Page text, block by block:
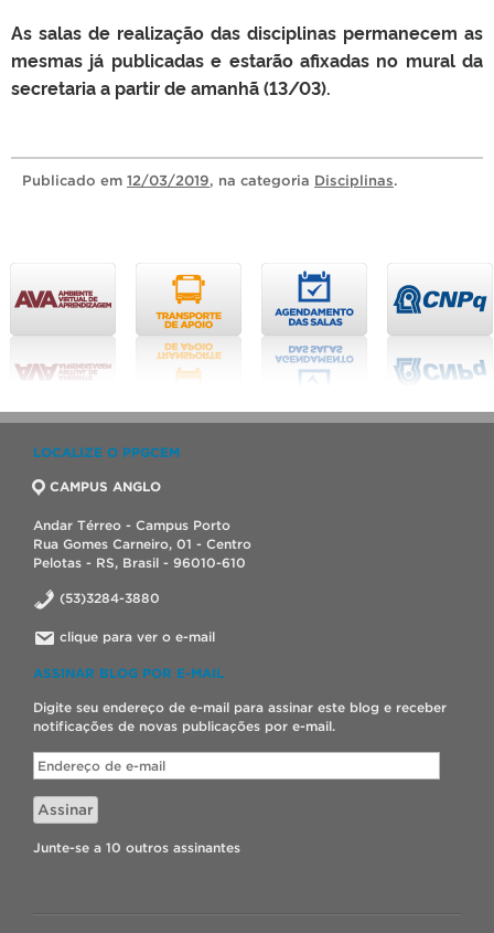
As salas de realização das disciplinas permanecem as
mesmas já publicadas e estarão afixadas no mural da
secretaria a partir de amanhã (13/03).
Publicado em 12/03/2019, na categoria Disciplinas.
LOCALIZE O PPGCEM
CAMPUS ANGLO
Andar Térreo - Campus Porto
Rua Gomes Carneiro, 01 - Centro
Pelotas - RS, Brasil - 96010-610
(53)3284-3880
clique para ver o e-mail
ASSINAR BLOG POR E-MAIL
Digite seu endereço de e-mail para assinar este blog e receber
notificações de novas publicações por e-mail.
Endereço
de
e-
mail
Assinar
Junte-se a 10 outros assinantes